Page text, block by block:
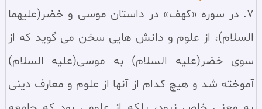
7. در سوره «كهف» در داستان موسى و خضر(علیهما
السلام)، از علوم و دانش هايى سخن مى گويد كه از
سوى خضر(عليه السلام) به موسى(عليه السلام)
آموخته شد و هيچ كدام از آنها از علوم و معارف دينى